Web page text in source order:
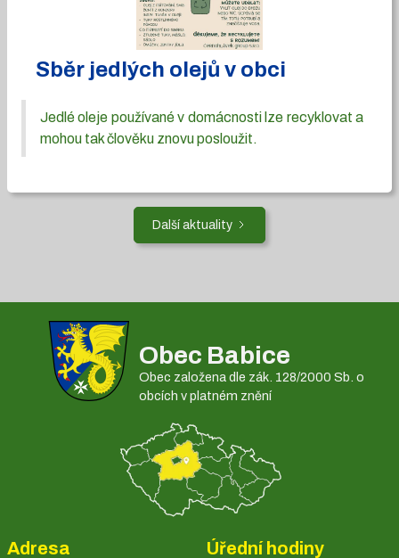
Sběr jedlých olejů v obci
Jedlé oleje používané v domácnosti lze recyklovat a
mohou tak člověku znovu posloužit.
Další aktuality
Obec Babice
Obec založena dle zák. 128/2000 Sb. o
obcích v platném znění
Adresa Úřední hodiny